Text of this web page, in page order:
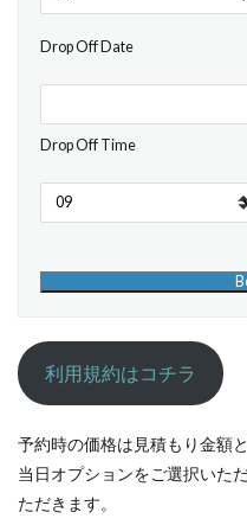
Drop Off Date
Drop Off Time
利用規約はコチラ
予約時の価格は見積もり金額と
当日オプションをご選択いた
ただきます。